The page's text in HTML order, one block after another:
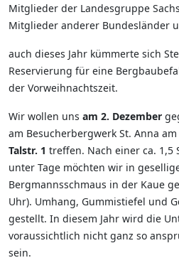
Mitglieder der Landesgruppe
Mitglieder anderer Bundesländer
auch dieses Jahr kümmerte sich
Reservierung für eine
der Vorweihnachtszeit.
Wir wollen uns am 2. Dezember
am Besucherbergwerk St. Anna
Talstr. 1 treffen. Nach einer ca. 1,5
unter Tage möchten wir in
Bergmannsschmaus in der Kaue
Uhr). Umhang, Gummistiefel und
gestellt. In diesem Jahr wird die
voraussichtlich nicht ganz so
sein.